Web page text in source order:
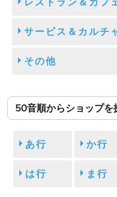
サービス＆カルチ
その他
50音順からショップを
あ行 か行
は行 ま行